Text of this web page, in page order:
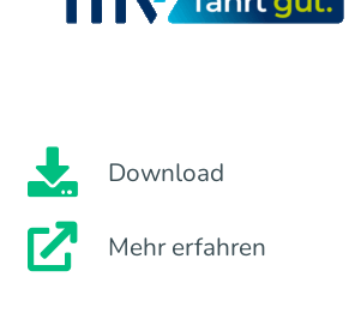
Download
Mehr erfahren